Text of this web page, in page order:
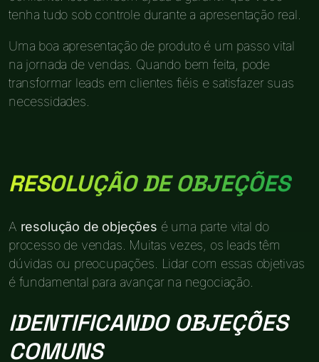
tenha tudo sob controle durante a apresentação real.
Uma boa apresentação de produto é um passo vital
na jornada de vendas. Quando bem feita, pode
transformar leads em clientes fiéis e satisfazer suas
necessidades.
RESOLUÇÃO DE OBJEÇÕES
A resolução de objeções é uma parte vital do
processo de vendas. Muitas vezes, os leads têm
dúvidas ou preocupações. Lidar com essas objetivas
é fundamental para avançar na negociação.
IDENTIFICANDO OBJEÇÕES
COMUNS